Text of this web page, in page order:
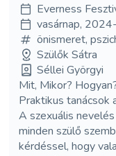
Everness
vasárnap,
önismeret,
Szülők Sátra
Séllei Györgyi
Mit, Mikor?
Praktikus tanácsok
A szexuális
minden szülő
kérdéssel, hogy